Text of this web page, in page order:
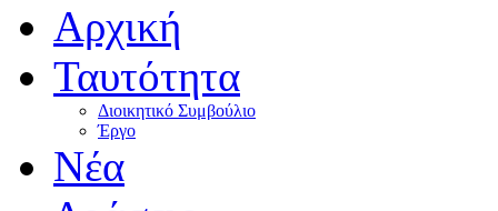
Αρχική
Ταυτότητα
Διοικητικό Συμβούλιο
Έργο
Νέα